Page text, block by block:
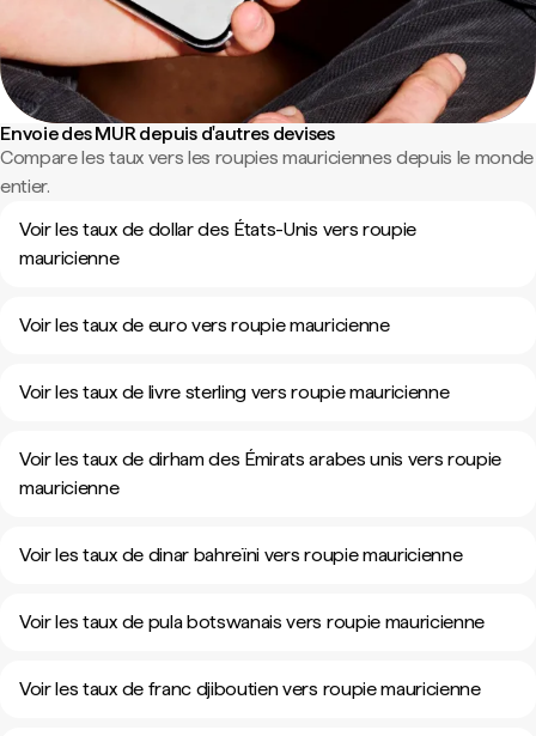
Envoie des MUR depuis d'autres devises
Compare les taux vers les roupies mauriciennes depuis le monde
entier.
Voir les taux de dollar des États-Unis vers roupie
mauricienne
Voir les taux de euro vers roupie mauricienne
Voir les taux de livre sterling vers roupie mauricienne
Voir les taux de dirham des Émirats arabes unis vers roupie
mauricienne
Voir les taux de dinar bahreïni vers roupie mauricienne
Voir les taux de pula botswanais vers roupie mauricienne
Voir les taux de franc djiboutien vers roupie mauricienne